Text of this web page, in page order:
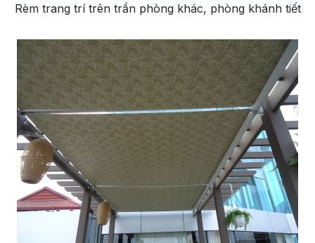
Rèm trang trí trên trần phòng khác, phòng khánh tiết